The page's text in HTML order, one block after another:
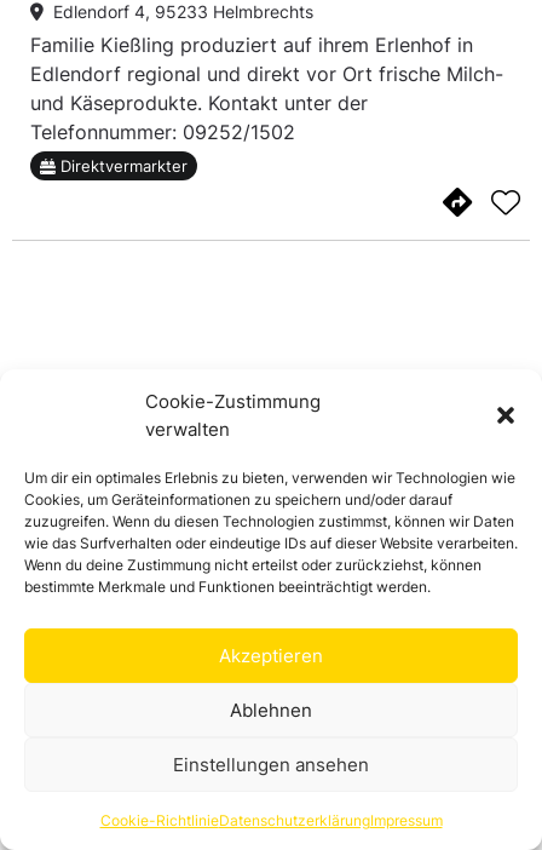
Cookie-Zustimmung
verwalten
Um dir ein optimales Erlebnis zu bieten, verwenden wir Technologien wie
Cookies, um Geräteinformationen zu speichern und/oder darauf
zuzugreifen. Wenn du diesen Technologien zustimmst, können wir Daten
wie das Surfverhalten oder eindeutige IDs auf dieser Website verarbeiten.
Wenn du deine Zustimmung nicht erteilst oder zurückziehst, können
bestimmte Merkmale und Funktionen beeinträchtigt werden.
Akzeptieren
Ablehnen
Einstellungen ansehen
Cookie-RichtlinieDatenschutzerklärungImpressum
Edlendorf 4, 95233 Helmbrechts
Familie Kießling produziert auf ihrem Erlenhof in
Edlendorf regional und direkt vor Ort frische Milch-
und Käseprodukte. Kontakt unter der
Telefonnummer: 09252/1502
Direktvermarkter
Eveline Hertel
Weißdorfer Straße 23, 95234 Sparneck
Herstellung und Verkauf von Gewürzmischungen
und Backzutaten in dem Laden “Kre-a-ktiv”. Kontakt
unter 09251/8134259